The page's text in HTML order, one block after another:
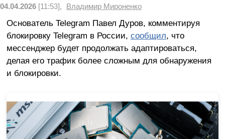
04.04.2026 [11:53], Владимир Мироненко
Основатель Telegram Павел Дуров, комментируя
блокировку Telegram в России, сообщил, что
мессенджер будет продолжать адаптироваться,
делая его трафик более сложным для обнаружения
и блокировки.